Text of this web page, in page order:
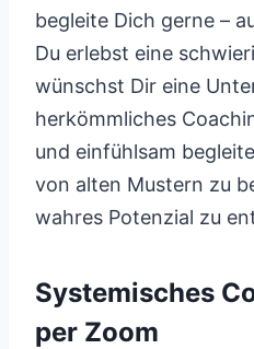
begleite Dich gerne –
Du erlebst eine
wünschst Dir eine
herkömmliches
und einfühlsam
von alten Mustern zu
wahres Potenzial zu
Systemisches
per Zoom